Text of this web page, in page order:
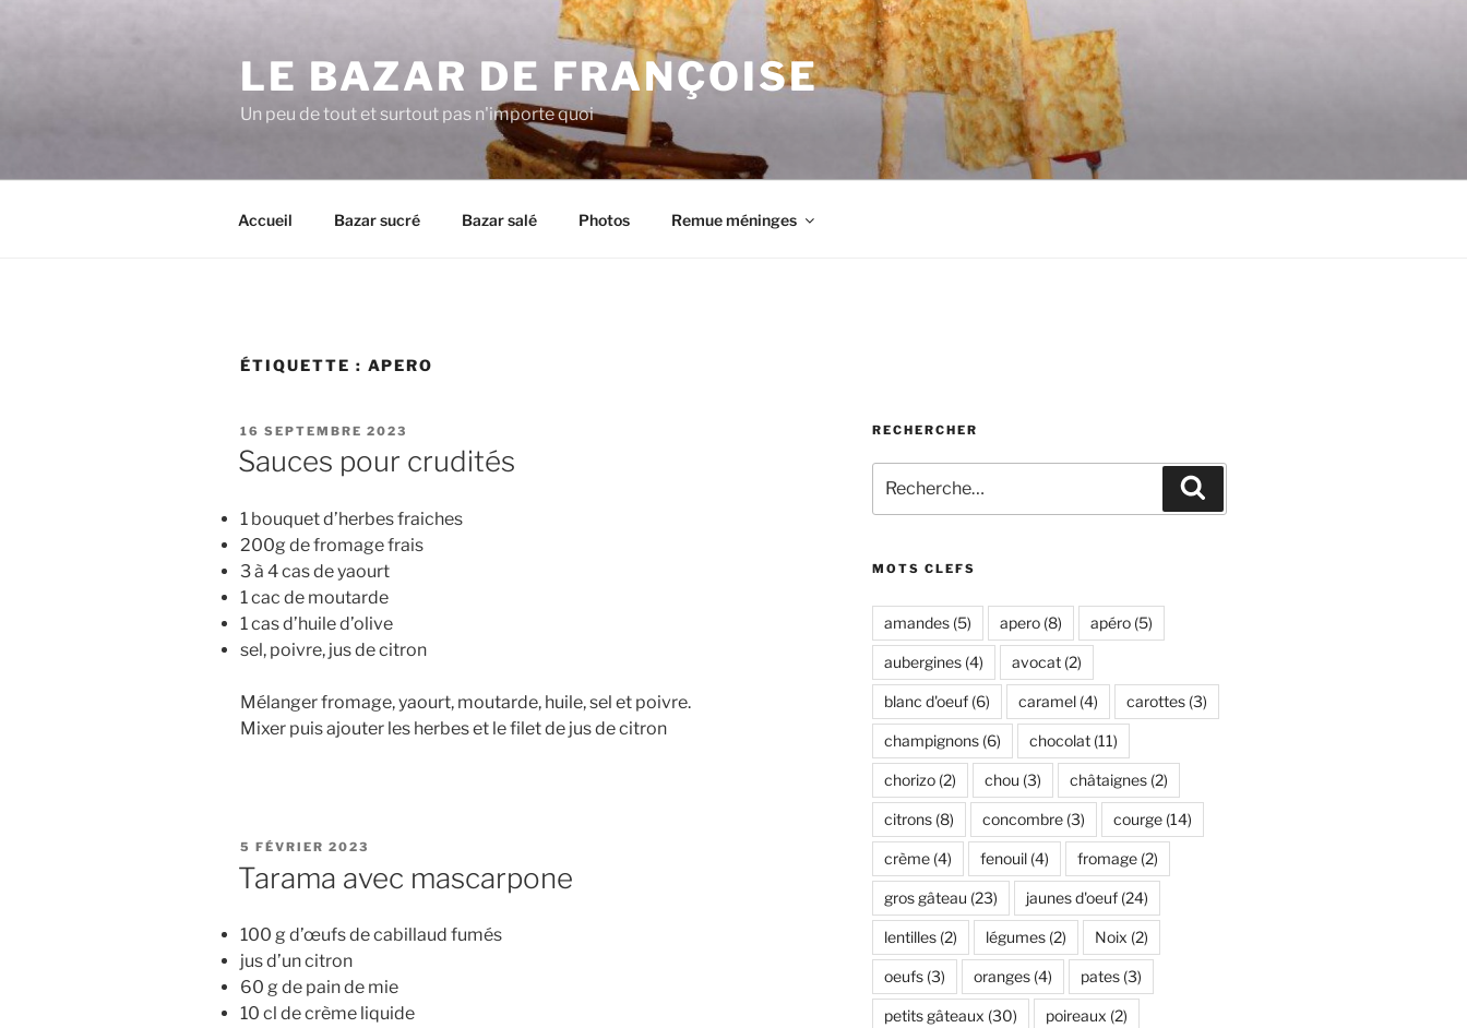
LE BAZAR DE FRANÇOISE
Un peu de tout et surtout pas n'importe quoi
Accueil Bazar sucré Bazar salé Photos Remue méninges
ÉTIQUETTE : APERO
PUBLIÉ
LE
16 SEPTEMBRE 2023
Sauces pour crudités
1 bouquet d’herbes fraiches
200g de fromage frais
3 à 4 cas de yaourt
1 cac de moutarde
1 cas d’huile d’olive
sel, poivre, jus de citron
Mélanger fromage, yaourt, moutarde, huile, sel et poivre.
Mixer puis ajouter les herbes et le filet de jus de citron
PUBLIÉ
5 FÉVRIER 2023
Tarama avec mascarpone
100 g d’œufs de cabillaud fumés
jus d’un citron
60 g de pain de mie
10 cl de crème liquide
RECHERCHER
pour
:
MOTS CLEFS
amandes(5) apero(8) apéro(5)
aubergines(4) avocat(2)
blanc d'oeuf(6) caramel(4) carottes(3)
champignons(6) chocolat(11)
chorizo(2) chou (3) châtaignes(2)
citrons(8) concombre(3) courge(14)
crème(4) fenouil(4) fromage(2)
gros gâteau (23) jaunes d'oeuf(24)
lentilles(2) légumes(2) Noix (2)
oeufs(3) oranges(4) pates(3)
petits gâteaux (30) poireaux (2)